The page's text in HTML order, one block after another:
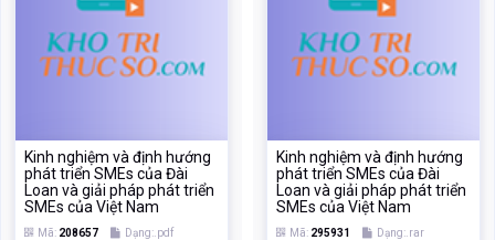
Kinh nghiệm và định hướng
phát triển SMEs của Đài
Loan và giải pháp phát triển
SMEs của Việt Nam
Mã: 208657
Dạng:.pdf
Kinh nghiệm và định hướng
phát triển SMEs của Đài
Loan và giải pháp phát triển
SMEs của Việt Nam
Mã: 295931
Dạng:.rar